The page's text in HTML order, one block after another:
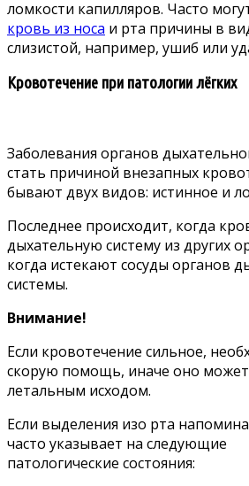
ломкости капилляров. Часто
кровь из носа и рта причины в
слизистой, например, ушиб или
Кровотечение при патологии лёгких
Заболевания органов
стать причиной внезапных
бывают двух видов: истинное и
Последнее происходит, когда
дыхательную систему из других
когда истекают сосуды органов
системы.
Внимание!
Если кровотечение сильное,
скорую помощь, иначе оно может
летальным исходом.
Если выделения изо рта
часто указывает на следующие
патологические состояния: